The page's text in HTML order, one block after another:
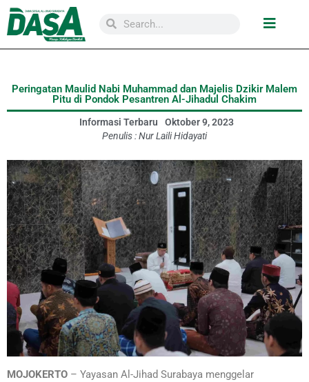
Peringatan Maulid Nabi Muhammad dan Majelis Dzikir Malem
Pitu di Pondok Pesantren Al-Jihadul Chakim
Informasi Terbaru
Oktober 9, 2023
Penulis :Nur Laili Hidayati
MOJOKERTO – Yayasan Al-Jihad Surabaya menggelar